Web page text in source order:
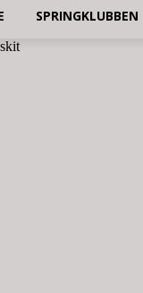
SPRINGKLUBBEN